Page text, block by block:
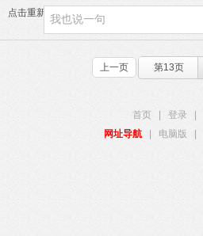
点击重新加载
上一页 第13页
首页 登录
网址导航
电脑版